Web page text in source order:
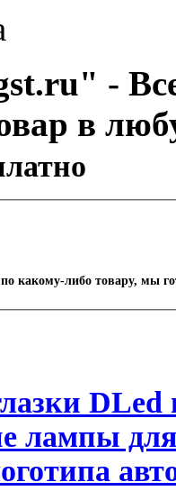
-
в
по какому-либо товару, мы
DLed
лампы